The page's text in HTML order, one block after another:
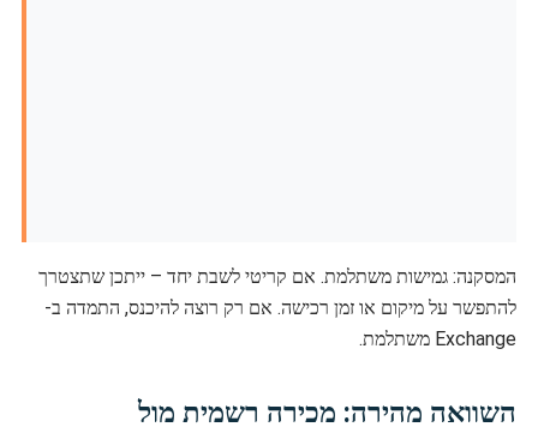
המסקנה: גמישות משתלמת. אם קריטי לשבת יחד – ייתכן שתצטרך
להתפשר על מיקום או זמן רכישה. אם רק רוצה להיכנס, התמדה ב-
Exchange משתלמת.
השוואה מהירה: מכירה רשמית מול